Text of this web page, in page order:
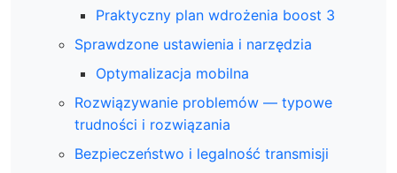
Praktyczny plan wdrożenia boost 3
Sprawdzone ustawienia i narzędzia
Optymalizacja mobilna
Rozwiązywanie problemów — typowe
trudności i rozwiązania
Bezpieczeństwo i legalność transmisji